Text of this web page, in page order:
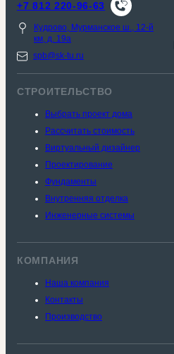
+7 812 220-96-63
Кудрово, Мурманское ш., 12-й
км, д. 19a
spb@sk-tu.ru
СТРОИТЕЛЬСТВО
Выбрать проект дома
Рассчитать стоимость
Виртуальный дизайнер
Проектирование
Фундаменты
Внутренняя отделка
Инженерные системы
КОМПАНИЯ
Наша компания
Контакты
Производство